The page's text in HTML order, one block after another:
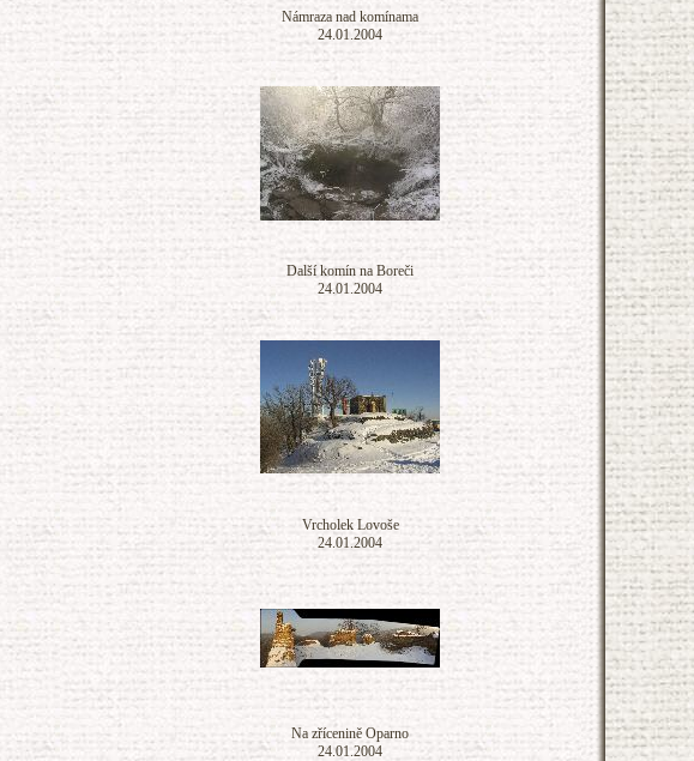
Námraza nad komínama
24.01.2004
Další komín na Boreči
24.01.2004
Vrcholek Lovoše
24.01.2004
Na zřícenině Oparno
24.01.2004